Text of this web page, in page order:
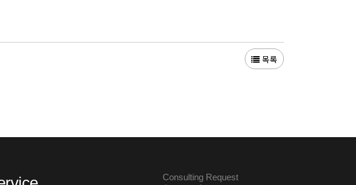
목록
Consulting Request